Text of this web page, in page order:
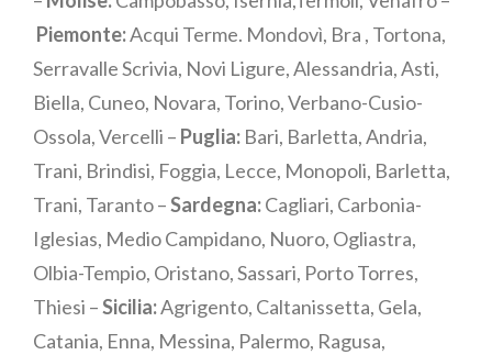
Piemonte:Acqui Terme. Mondovì, Bra , Tortona,
Serravalle Scrivia, Novi Ligure, Alessandria, Asti,
Biella, Cuneo, Novara, Torino, Verbano-Cusio-
Ossola, Vercelli – Puglia: Bari, Barletta, Andria,
Trani, Brindisi, Foggia, Lecce, Monopoli, Barletta,
Trani, Taranto –Sardegna:Cagliari, Carbonia-
Iglesias, Medio Campidano, Nuoro, Ogliastra,
Olbia-Tempio, Oristano, Sassari, Porto Torres,
Thiesi –Sicilia:Agrigento, Caltanissetta, Gela,
Catania, Enna, Messina, Palermo, Ragusa,